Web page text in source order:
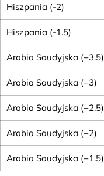
Hiszpania (-2)
Hiszpania (-1.5)
Arabia Saudyjska (+3.5)
Arabia Saudyjska (+3)
Arabia Saudyjska (+2.5)
Arabia Saudyjska (+2)
Arabia Saudyjska (+1.5)